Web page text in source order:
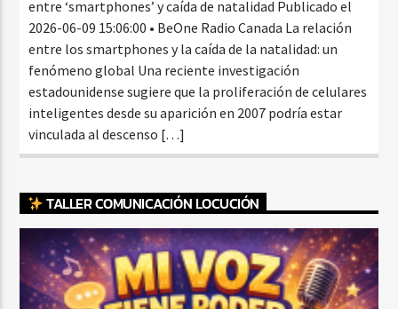
entre ‘smartphones’ y caída de natalidad Publicado el
2026-06-09 15:06:00 • BeOne Radio Canada La relación
entre los smartphones y la caída de la natalidad: un
fenómeno global Una reciente investigación
estadounidense sugiere que la proliferación de celulares
inteligentes desde su aparición en 2007 podría estar
vinculada al descenso […]
TALLER COMUNICACIÓN LOCUCIÓN